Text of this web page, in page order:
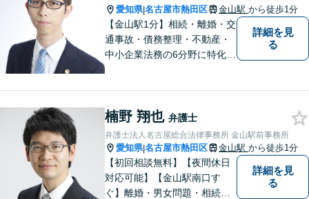
愛知県|名古屋市熱田区 金山駅 から徒歩1分
【金山駅1分】相続・離婚・交
通事故・債務整理・不動産・
中小企業法務の6分野に特化！
ーションを重視し、情報連携
を図りながら納得の解決へと
導いてまいります。
詳細を見
る
楠野 翔也 弁護士
弁護士法人名古屋総合法律事務所 金山駅前事務所
愛知県|名古屋市熱田区 金山駅 から徒歩1分
【初回相談無料】【夜間休日
対応可能】【金山駅南口す
ぐ】離婚・男女問題・相続・
詳細を見
る